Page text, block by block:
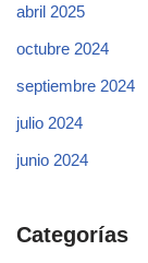
abril 2025
octubre 2024
septiembre 2024
julio 2024
junio 2024
Categorías